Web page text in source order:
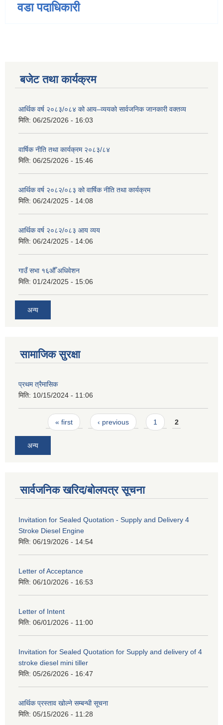
वडा पदाधिकारी
बजेट तथा कार्यक्रम
आर्थिक वर्ष २०८३/०८४ को आय–व्ययको सार्वजनिक जानकारी वक्तव्य
मिति: 06/25/2026 - 16:03
वार्षिक नीति तथा कार्यक्रम २०८३/८४
मिति: 06/25/2026 - 15:46
आर्थिक वर्ष २०८२/०८३ को वार्षिक नीति तथा कार्यक्रम
मिति: 06/24/2025 - 14:08
आर्थिक वर्ष २०८२/०८३ आय व्यय
मिति: 06/24/2025 - 14:06
गाउँ सभा १६औँ अधिवेशन
मिति: 01/24/2025 - 15:06
अन्य
सामाजिक सुरक्षा
प्रथम त्रैमासिक
मिति: 10/15/2024 - 11:06
Pages« first ‹ previous 1 2
अन्य
सार्वजनिक खरिद/बोलपत्र सूचना
Invitation for Sealed Quotation - Supply and Delivery 4
Stroke Diesel Engine
मिति: 06/19/2026 - 14:54
Letter of Acceptance
मिति: 06/10/2026 - 16:53
Letter of Intent
मिति: 06/01/2026 - 11:00
Invitation for Sealed Quotation for Supply and delivery of 4
stroke diesel mini tiller
मिति: 05/26/2026 - 16:47
आर्थिक प्रस्ताव खोल्ने सम्बन्धी सूचना
मिति: 05/15/2026 - 11:28